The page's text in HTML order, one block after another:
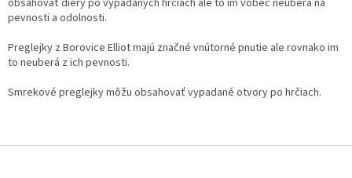
p
k
n
pevnosti a odolnosti.
Preglejky z Borovice Elliot majú značné vnútorné pnutie ale rovnako im
to neuberá z ich pevnosti.
Smrekové preglejky môžu obsahovať vypadané otvory po hrčiach.
Z